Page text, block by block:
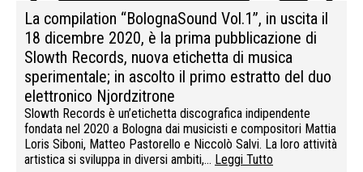
La compilation “BolognaSound Vol.1”, in uscita il
18 dicembre 2020, è la prima pubblicazione di
Slowth Records, nuova etichetta di musica
sperimentale; in ascolto il primo estratto del duo
elettronico Njordzitrone
Slowth Records è un’etichetta discografica indipendente
fondata nel 2020 a Bologna dai musicisti e compositori Mattia
Loris Siboni, Matteo Pastorello e Niccolò Salvi. La loro attività
artistica si sviluppa in diversi ambiti,… Leggi Tutto